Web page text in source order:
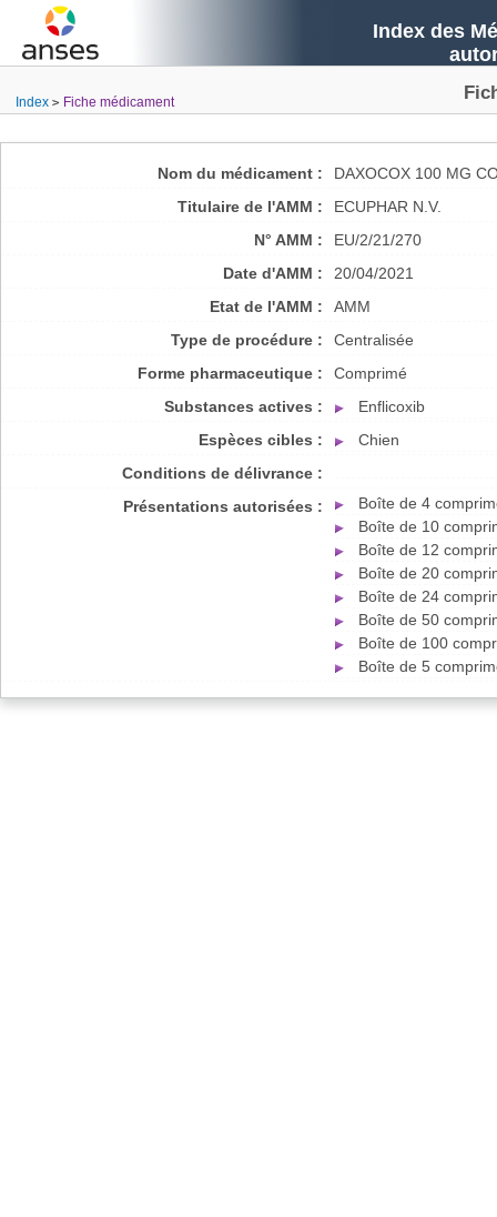
Index des
Index Fiche médicament
Nom du médicament :
DAXOCOX 100 MG
Titulaire de l'AMM :
ECUPHAR N.V.
N° AMM :
EU/2/21/270
Date d'AMM :
20/04/2021
Etat de l'AMM :
AMM
Type de procédure :
Centralisée
Forme pharmaceutique :
Comprimé
Substances actives :
Enflicoxib
Espèces cibles :
Chien
Conditions de délivrance :
Présentations autorisées :
Boîte de 4
Boîte de 10
Boîte de 12
Boîte de 20
Boîte de 24
Boîte de 50
Boîte de 100
Boîte de 5